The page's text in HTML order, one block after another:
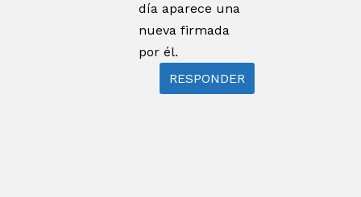
día aparece una
nueva firmada
por él.
RESPONDER